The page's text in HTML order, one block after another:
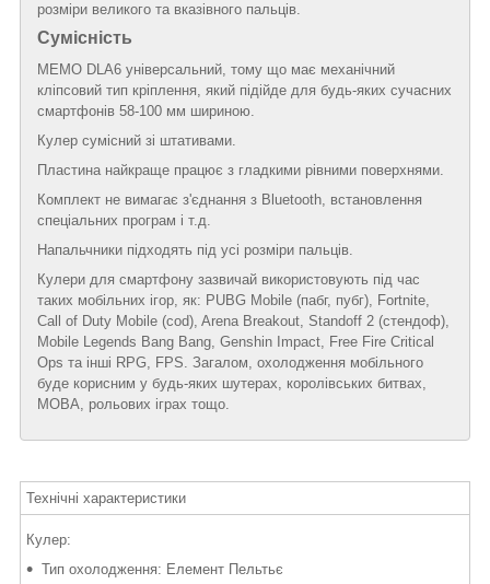
розміри великого та вказівного пальців.
Сумісність
MEMO DLA6 універсальний, тому що має механічний
кліпсовий тип кріплення, який підійде для будь-яких сучасних
смартфонів 58-100 мм шириною.
Кулер сумісний зі штативами.
Пластина найкраще працює з гладкими рівними поверхнями.
Комплект не вимагає з'єднання з Bluetooth, встановлення
спеціальних програм і т.д.
Напальчники підходять під усі розміри пальців.
Кулери для смартфону зазвичай використовують під час
таких мобільних ігор, як: PUBG Mobile (пабг, пубг), Fortnite,
Call of Duty Mobile (cod), Arena Breakout, Standoff 2 (стендоф),
Mobile Legends Bang Bang, Genshin Impact, Free Fire Critical
Ops та інші RPG, FPS. Загалом, охолодження мобільного
буде корисним у будь-яких шутерах, королівських битвах,
MOBA, рольових іграх тощо.
Технічні характеристики
Кулер:
Тип охолодження: Елемент Пельтьє